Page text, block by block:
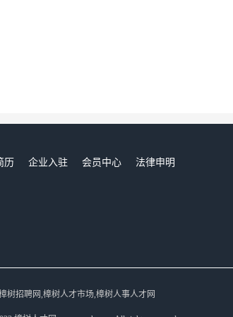
历 企业入驻 会员中心
法律申明
树招聘网,樟树人才市场,樟树人事人才网